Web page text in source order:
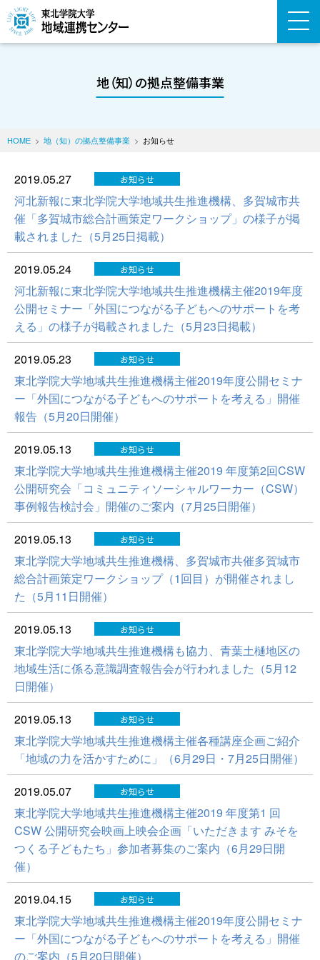
地（知）の拠点整備事業
HOME 地（知）の拠点整備事業 お知らせ
2019.05.27 お知らせ
河北新報に東北学院大学地域共生推進機構、多賀城市共
催「多賀城市総合計画策定ワークショップ」の様子が掲
載されました（5月25日掲載）
2019.05.24
お知らせ
河北新報に東北学院大学地域共生推進機構主催2019年度
公開セミナー「外国につながる子どもへのサポートを考
える」の様子が掲載されました（5月23日掲載）
2019.05.23
お知らせ
東北学院大学地域共生推進機構主催2019年度公開セミナ
ー「外国につながる子どもへのサポートを考える」開催
報告（5月20日開催）
2019.05.13
お知らせ
東北学院大学地域共生推進機構主催2019 年度第2回CSW
公開研究会「コミュニティソーシャルワーカー（CSW）
事例報告検討会」開催のご案内（7月25日開催）
2019.05.13
お知らせ
東北学院大学地域共生推進機構、多賀城市共催多賀城市
総合計画策定ワークショップ（1回目）が開催されまし
た（5月11日開催）
2019.05.13
お知らせ
東北学院大学地域共生推進機構も協力、青葉土樋地区の
地域生活に係る意識調査報告会が行われました（5月12
日開催）
2019.05.13
お知らせ
東北学院大学地域共生推進機構主催各種講座企画ご紹介
「地域の力を活かすために」（6月29日・7月25日開催）
2019.05.07
お知らせ
東北学院大学地域共生推進機構主催2019 年度第1 回
CSW 公開研究会映画上映会企画「いただきます みそを
つくる子どもたち」参加者募集のご案内（6月29日開
催）
2019.04.15
お知らせ
東北学院大学地域共生推進機構主催2019年度公開セミナ
ー「外国につながる子どもへのサポートを考える」開催
のご案内（5月20日開催）